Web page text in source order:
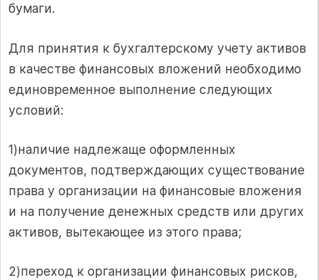
бумаги.
Для принятия к бухгалтерскому учету активов
в качестве финансовых вложений необходимо
единовременное выполнение следующих
условий:
1)наличие надлежаще оформленных
документов, подтверждающих существование
права у организации на финансовые вложения
и на получение денежных средств или других
активов, вытекающее из этого права;
2)переход к организации финансовых рисков,